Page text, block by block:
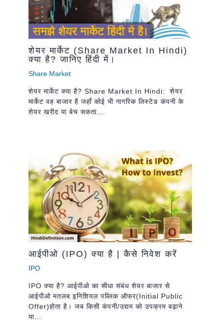
शेयर मार्केट (Share Market In Hindi)
क्या है? जानिए हिंदी में।
Share Market
शेयर मार्केट क्या है? Share Market In Hindi: शेयर
मार्केट वह बाजार है जहाँ कोई भी नागरिक लिस्टेड कंपनी के
शेयर खरीद या बेच सकता…
आईपीओ (IPO) क्या है | कैसे निवेश करें
IPO
IPO क्या है? आईपीओ का सीधा संबंध शेयर बाजार से
आईपीओ मतलब इनिशियल पब्लिक ऑफर(Initial Public
Offer)होता है। जब किसी कंपनी/उद्यम को उपक्रम बढ़ाने
या…